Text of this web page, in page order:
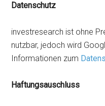
Datenschutz
investresearch ist ohne
nutzbar, jedoch wird
Informationen zum
Haftungsauschluss